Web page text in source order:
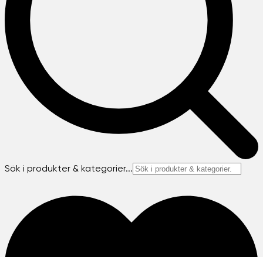
Sök i produkter & kategorier...